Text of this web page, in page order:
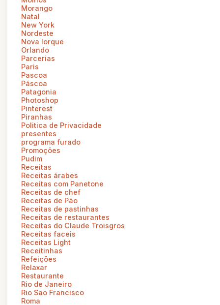
Morango
Natal
New York
Nordeste
Nova Iorque
Orlando
Parcerias
Paris
Pascoa
Páscoa
Patagonia
Photoshop
Pinterest
Piranhas
Politica de Privacidade
presentes
programa furado
Promoções
Pudim
Receitas
Receitas árabes
Receitas com Panetone
Receitas de chef
Receitas de Pão
Receitas de pastinhas
Receitas de restaurantes
Receitas do Claude Troisgros
Receitas faceis
Receitas Light
Receitinhas
Refeições
Relaxar
Restaurante
Rio de Janeiro
Rio Sao Francisco
Roma